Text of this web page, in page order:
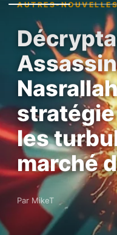
AUTRES-
stratégie
les
marché
Par MikeT